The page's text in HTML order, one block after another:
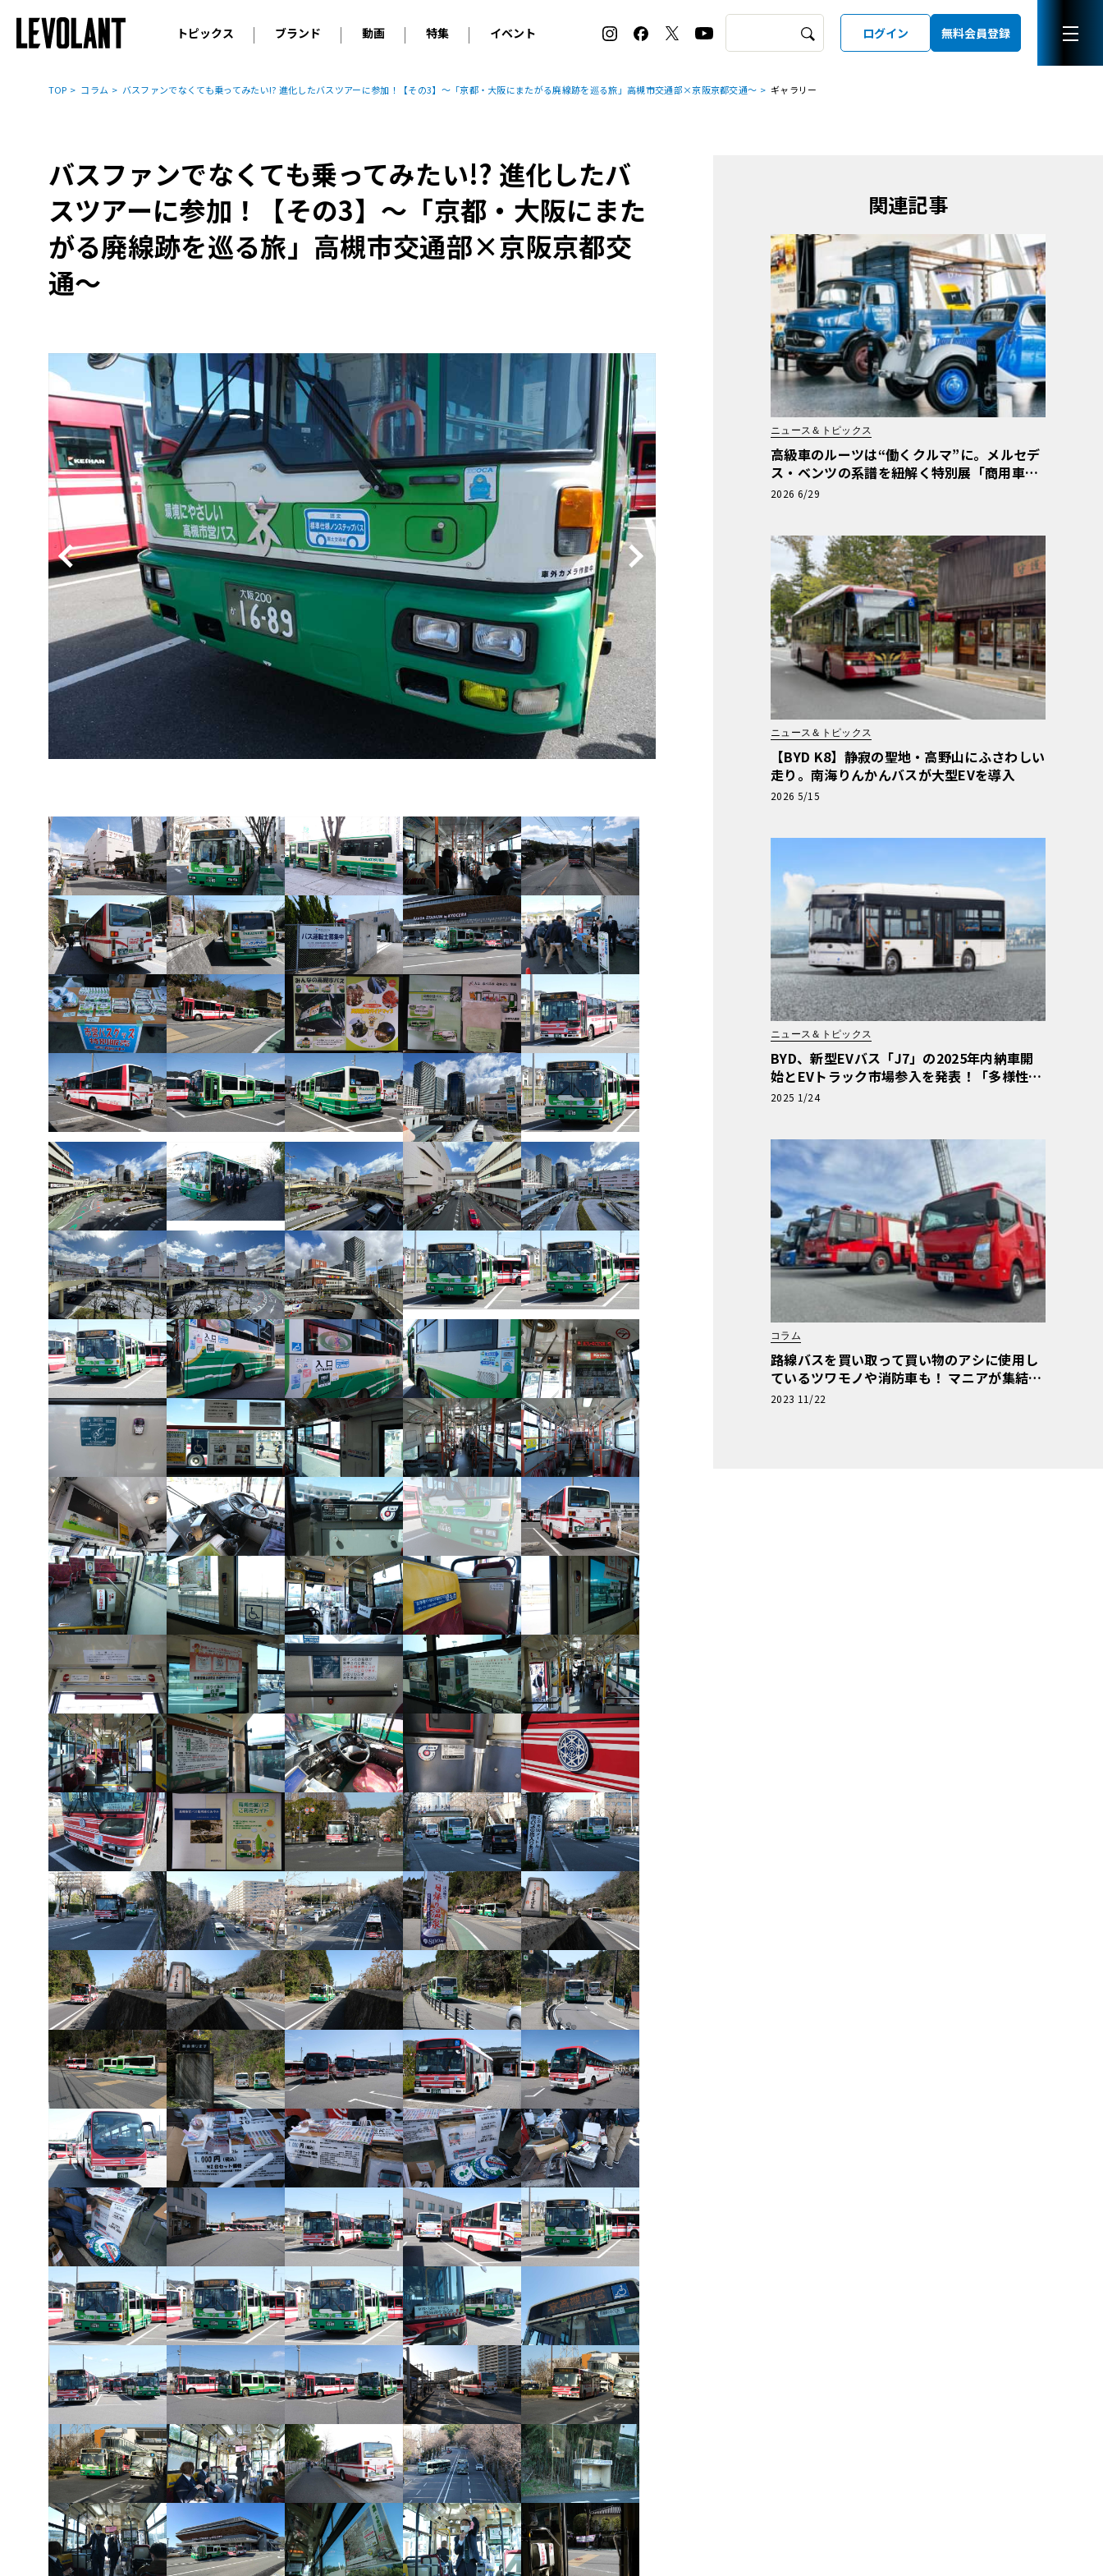
トピックス
ニュース
コラム
ブランド
輸入車 アウディ BMW
アルピナ
プジョー
ルノー
アバルト
アルファ・ロメオ
フェラーリ
ランボルギーニ
マセラティ
アストン・マーティン
ベントレー
ケータハム
ジャガー
ジープ
テスラ
ヒョンデ
BYD
その他
国産車 レクサス トヨタ
日産
ホンダ
スバル
マツダ
三菱
ダイハツ
スズキ
光岡
その他
動画
オリジナル動画
特集
2026 サマータイヤ＆ホイール バイヤーズガイド
ホイールカタログ
タイヤ特集
イベント
ル・ボラン カーズ・ミート2026横浜
EV:LIFE KOBE 2025
ル・ボラン カーズ・ミート2025横浜
ログイン 無料会員登録
TOP コラム バスファンでなくても乗ってみたい!? 進化したバスツアーに参加！【その3】～「京都・大阪にまたがる廃線跡を巡る旅」高槻市交通部×京阪京都交通～ ギャラリー
バスファンでなくても乗ってみたい!? 進化したバ
スツアーに参加！【その3】～「京都・大阪にまた
がる廃線跡を巡る旅」高槻市交通部×京阪京都交
通～
関連記事
ニュース＆トピックス
高級車のルーツは“働くクルマ”に。メルセデ
ス・ベンツの系譜を紐解く特別展「商用車13
0年」がスタート
2026 6/29
ニュース＆トピックス
【BYD K8】静寂の聖地・高野山にふさわしい
走り。南海りんかんバスが大型EVを導入
2026 5/15
ニュース＆トピックス
BYD、新型EVバス「J7」の2025年内納車開
始とEVトラック市場参入を発表！「多様性あ
ふれる商用EV車両の販売を強化」
2025 1/24
コラム
路線バスを買い取って買い物のアシに使用し
ているツワモノや消防車も！ マニアが集結し
た商用車ミーティングは楽し
2023 11/22